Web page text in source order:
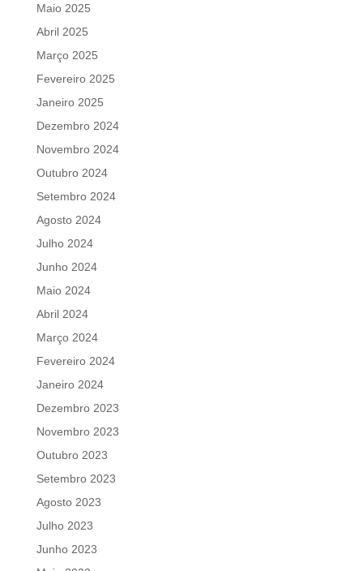
Maio 2025
Abril 2025
Março 2025
Fevereiro 2025
Janeiro 2025
Dezembro 2024
Novembro 2024
Outubro 2024
Setembro 2024
Agosto 2024
Julho 2024
Junho 2024
Maio 2024
Abril 2024
Março 2024
Fevereiro 2024
Janeiro 2024
Dezembro 2023
Novembro 2023
Outubro 2023
Setembro 2023
Agosto 2023
Julho 2023
Junho 2023